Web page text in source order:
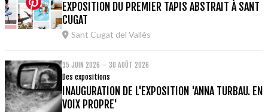
EXPOSITION DU PREMIER TAPIS ABSTRAIT À SANT
CUGAT
Sant Cugat del Vallès
15 JUIN 2026 – 30 AOÛT 2026
Des expositions
INAUGURATION DE L'EXPOSITION 'ANNA TURBAU. EN
VOIX PROPRE'